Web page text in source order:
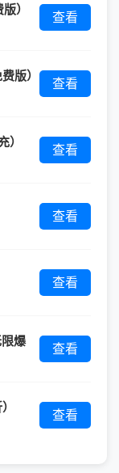
）
查看
版） 查看
）
查看
查看
查看
爆
查看
查看